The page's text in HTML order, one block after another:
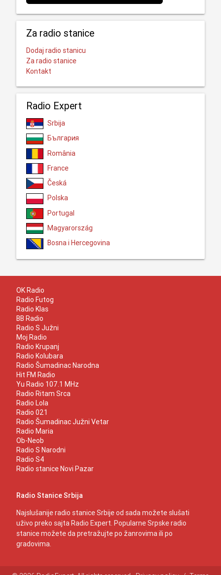
Za radio stanice
Dodaj radio stanicu
Za radio stanice
Kontakt
Radio Expert
Srbija
България
România
France
Česká
Polska
Portugal
Magyarország
Bosna i Hercegovina
OK Radio
Radio Futog
Radio Klas
BB Radio
Radio S Južni
Moj Radio
Radio Krupanj
Radio Kolubara
Radio Šumadinac Narodna
Hit FM Radio
Yu Radio 107.1 MHz
Radio Ritam Srca
Radio Lola
Radio 021
Radio Šumadinac Južni Vetar
Radio Maria
Ob-Neob
Radio S Narodni
Radio S4
Radio stanice Novi Pazar
Radio Stanice Srbija
Najslušanije radio stanice Srbije od sada možete slušati
uživo preko sajta Radio Expert. Popularne Srpske radio
stanice možete da pretražujte po žanrovima ili po
gradovima.